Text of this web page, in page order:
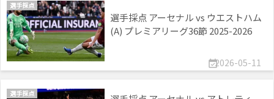
2026-05-11
選手採点
選手採点 アーセナル vs ウエストハム
(A) プレミアリーグ36節 2025-2026
選手採点